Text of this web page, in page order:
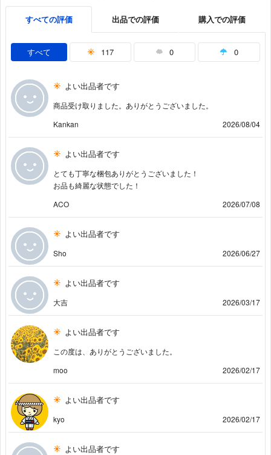
すべての評価 出品での評価 購入での評価
すべて 117 0 0
よい出品者です
商品受け取りました。ありがとうございました。
Kankan
2026/08/04
よい出品者です
とても丁寧な梱包ありがとうございました！
お品も綺麗な状態でした！
ACO
2026/07/08
よい出品者です
Sho 2026/06/27
よい出品者です
大吉 2026/03/17
よい出品者です
この度は、ありがとうございました。
moo
2026/02/17
よい出品者です
kyo 2026/02/17
よい出品者です